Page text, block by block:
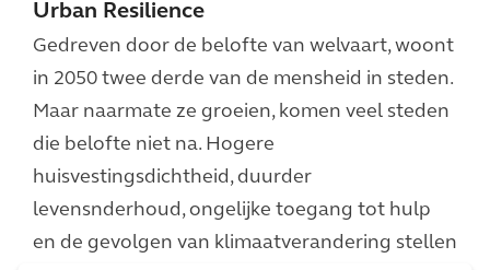
Urban Resilience
Gedreven door de belofte van welvaart, woont
in 2050 twee derde van de mensheid in steden.
Maar naarmate ze groeien, komen veel steden
die belofte niet na. Hogere
huisvestingsdichtheid, duurder
levensnderhoud, ongelijke toegang tot hulp
en de gevolgen van klimaatverandering stellen